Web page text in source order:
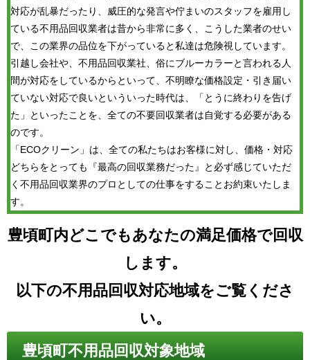
対応が乱暴だったり、威圧的な発言や佇まいのスタッフを雇用し
ている不用品回収業者は昔から非常に多く、こうした業者のせい
で、この業界の品位を下がっていると私達は危険視しています。
引越し会社や、不用品回収業社、俗にブルーカラーと言われる人
間が対応をしているからといって、不明瞭な価格設定・引き届い
ていない対応で良いといういった時代は、「とうに終わりを告げ
た」といったことを、全ての不要回収業者は自覚する必要がある
のです。
「ECOクリーン」は、全ての私たちはお客様に対し、価格・対応
どちらをとっても『最高の回収業務だった』と必ず感じていただ
く不用品回収業界のプロとしての仕事をすることお約束いたしま
す。
豊頃町内どこでもあなたの満足価格で回収
します。
以下の不用品回収対応地域をご覧くださ
い。
豊頃町不用品回収対象地域